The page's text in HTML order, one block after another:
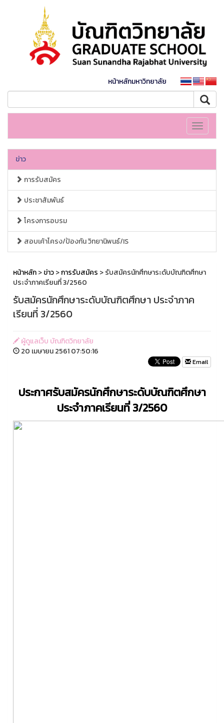
หน้าหลักมหาวิทยาลัย
Toggle
ข่าว
การรับสมัคร
ประชาสัมพันธ์
โครงการอบรม
สอบเค้าโครง/ป้องกัน วิทยานิพนธ์/IS
หน้าหลัก>ข่าว>การรับสมัคร > รับสมัครนักศึกษาระดับบัณฑิตศึกษา
ประจำภาคเรียนที่ 3/2560
รับสมัครนักศึกษาระดับบัณฑิตศึกษา ประจำภาค
เรียนที่ 3/2560
ผู้ดูแลเว็บ บัณฑิตวิทยาลัย
20 เมษายน 2561 07:50:16
Email
ประกาศรับสมัครนักศึกษาระดับบัณฑิตศึกษา
ประจำภาคเรียนที่ 3/2560